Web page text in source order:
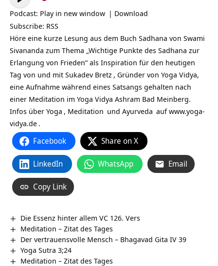
Player
Podcast: Play in new window | Download
Subscribe: RSS
Höre eine kurze Lesung aus dem Buch Sadhana von Swami
Sivananda zum Thema „Wichtige Punkte des Sadhana zur
Erlangung von Frieden“ als Inspiration für den heutigen
Tag von und mit Sukadev Bretz , Gründer von Yoga Vidya,
eine Aufnahme während eines Satsangs gehalten nach
einer Meditation im Yoga Vidya Ashram Bad Meinberg.
Infos über Yoga , Meditation und Ayurveda aufwww.yoga-
vidya.de .
Facebook Share on X
LinkedIn WhatsApp Email
Copy Link
Die Essenz hinter allem VC 126. Vers
Meditation – Zitat des Tages
Der vertrauensvolle Mensch – Bhagavad Gita IV 39
Yoga Sutra 3;24
Meditation – Zitat des Tages